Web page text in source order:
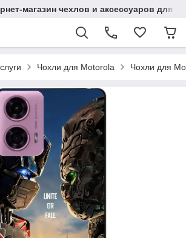
магазин чехлов и аксессуаров для
Чохли для Motorola Чохли для